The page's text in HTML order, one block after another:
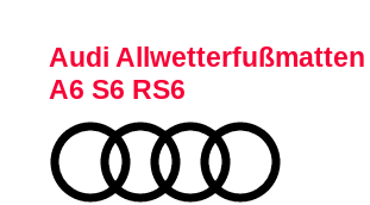
Audi
A6 S6 RS6